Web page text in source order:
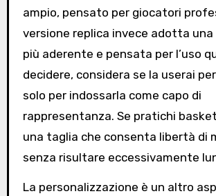
ampio, pensato per giocatori
versione replica invece adotta
più aderente e pensata per l’uso
decidere, considera se la userai
solo per indossarla come capo di
rappresentanza. Se pratichi
una taglia che consenta libertà di
senza risultare eccessivamente
La personalizzazione è un altro